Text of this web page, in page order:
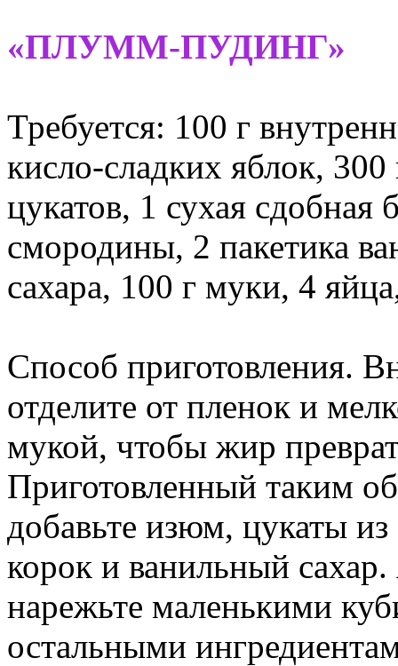
«ПЛУММ-ПУДИНГ»
Требуется: 100 г
кисло-сладких яблок,
цукатов, 1 сухая сдобная
смородины, 2 пакетика
сахара, 100 г муки, 4
Способ приготовления.
отделите от пленок и
мукой, чтобы жир
Приготовленный таким
добавьте изюм, цукаты
корок и ванильный
нарежьте маленькими
остальными